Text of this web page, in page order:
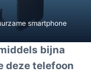
smartphone
bijna
deze telefoon